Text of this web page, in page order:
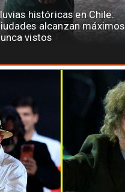
históricas en Chile:
alcanzan máximos
vistos